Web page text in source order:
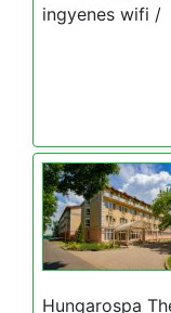
ingyenes wifi /
Hungarospa